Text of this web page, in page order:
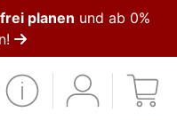
planen und ab 0%